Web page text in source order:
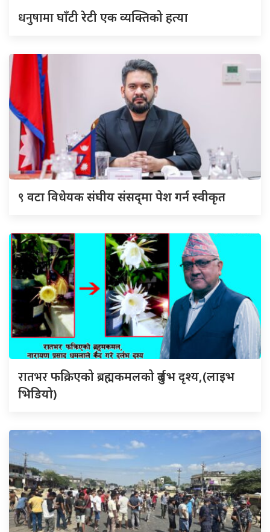
धनुषामाघाँटी रेटी एक व्यक्तिको हत्या
९ वटा विधेयक संघीय संसद्‌मा पेश गर्न स्वीकृत
रातभरफक्रिएको ब्रह्मकमलको दुर्लभ दृश्य,(लाइभ
भिडियो)